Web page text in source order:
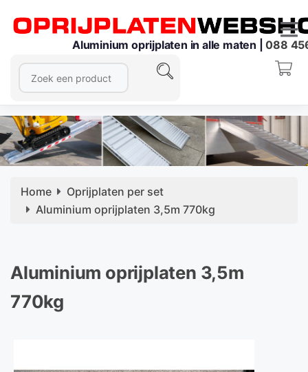
Aluminium oprijplaten in alle maten |088
Home
Oprijplaten per set
Aluminium oprijplaten 3,5m 770kg
Aluminium oprijplaten 3,5m
770kg